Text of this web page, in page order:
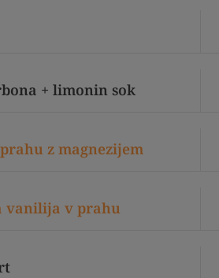
+ limonin sok
z magnezijem
vanilija v prahu